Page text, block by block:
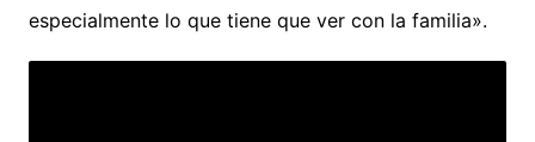
especialmente lo que tiene que ver con la familia».